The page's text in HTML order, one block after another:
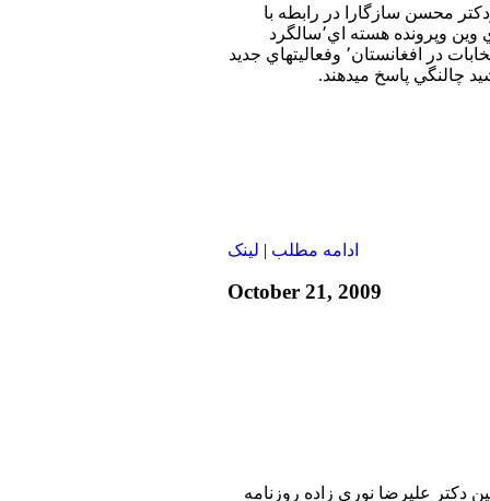
محسن سازگارا در رابطه با
جنبش دانشجوئي٬‌ گفتگوي وين وپرونده هسته اي٬‌سالگرد
اشغال سفارت آمريكا٬ انتخابات در افغانستان٬ وفعاليتهاي جديد
چالنگي پاسخ ميدهند.
ادامه مطلب | لينک
October 21, 2009
دکتر عليرضا نوری زاده روزنامه